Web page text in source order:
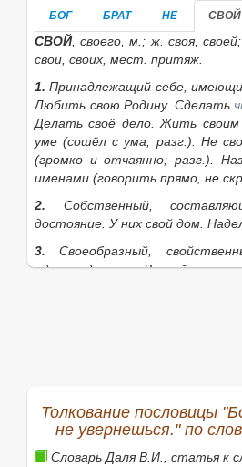
БОГ БРАТ НЕ СВОЙ
СВОЙ, своего,м.; ж. своя,
свои, своих, мест. притяж.
1. Принадлежащий себе,
Любить свою Родину. Сделать
Делать своё дело. Жить
уме (сошёл с ума; разг.). Не
(громко и отчаянно; разг.).
именами (говорить прямо, не
2. Собственный,
достояние. У них свой дом.
3. Своеобразный,
одному, данному.В этой музыке
совместной деятельностью.
посл.).С. человек. Он парень с.
Своих(сущ. )не узнаёшь(угроза;
Толкование пословицы
не увернешься." по
Словарь Даля В.И., статья к